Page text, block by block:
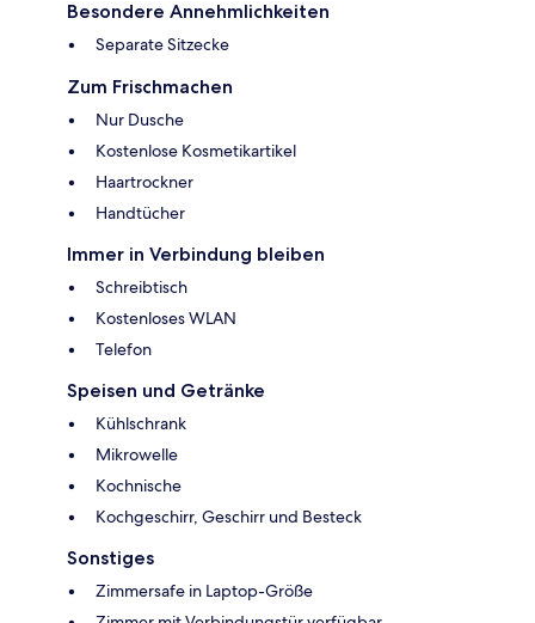
Besondere Annehmlichkeiten
Separate Sitzecke
Zum Frischmachen
Nur Dusche
Kostenlose Kosmetikartikel
Haartrockner
Handtücher
Immer in Verbindung bleiben
Schreibtisch
Kostenloses WLAN
Telefon
Speisen und Getränke
Kühlschrank
Mikrowelle
Kochnische
Kochgeschirr, Geschirr und Besteck
Sonstiges
Zimmersafe in Laptop-Größe